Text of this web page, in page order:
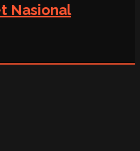
Nasional